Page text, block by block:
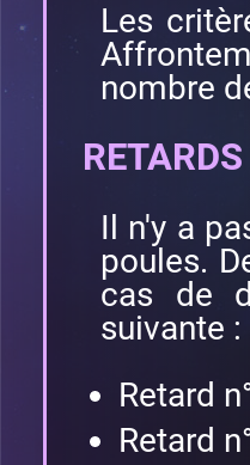
Les
nombre
RETARDS
Il n'y a
poules.
cas de
suivante :
Retard
Retard